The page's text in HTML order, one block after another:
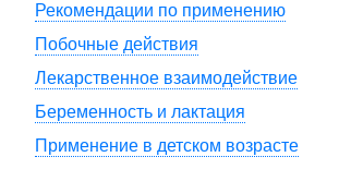
Рекомендации по применению
Побочные действия
Лекарственное взаимодействие
Беременность и лактация
Применение в детском возрасте